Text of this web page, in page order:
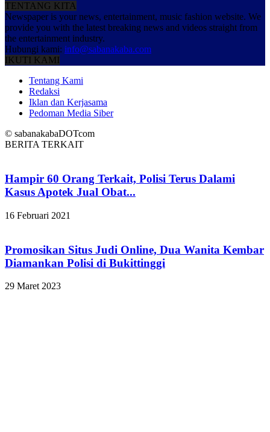
TENTANG KITA
Newspaper is your news, entertainment, music fashion website. We
provide you with the latest breaking news and videos straight from
the entertainment industry.
Hubungi kami: info@sabanakaba.com
IKUTI KAMI
Tentang Kami
Redaksi
Iklan dan Kerjasama
Pedoman Media Siber
© sabanakabaDOTcom
BERITA TERKAIT
Hampir 60 Orang Terkait, Polisi Terus Dalami
Kasus Apotek Jual Obat...
16 Februari 2021
Promosikan Situs Judi Online, Dua Wanita Kembar
Diamankan Polisi di Bukittinggi
29 Maret 2023